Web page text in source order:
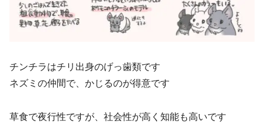
チンチラはチリ出身のげっ歯類です
ネズミの仲間で、かじるのが得意です
草食で夜行性ですが、社会性が高く知能も高いです